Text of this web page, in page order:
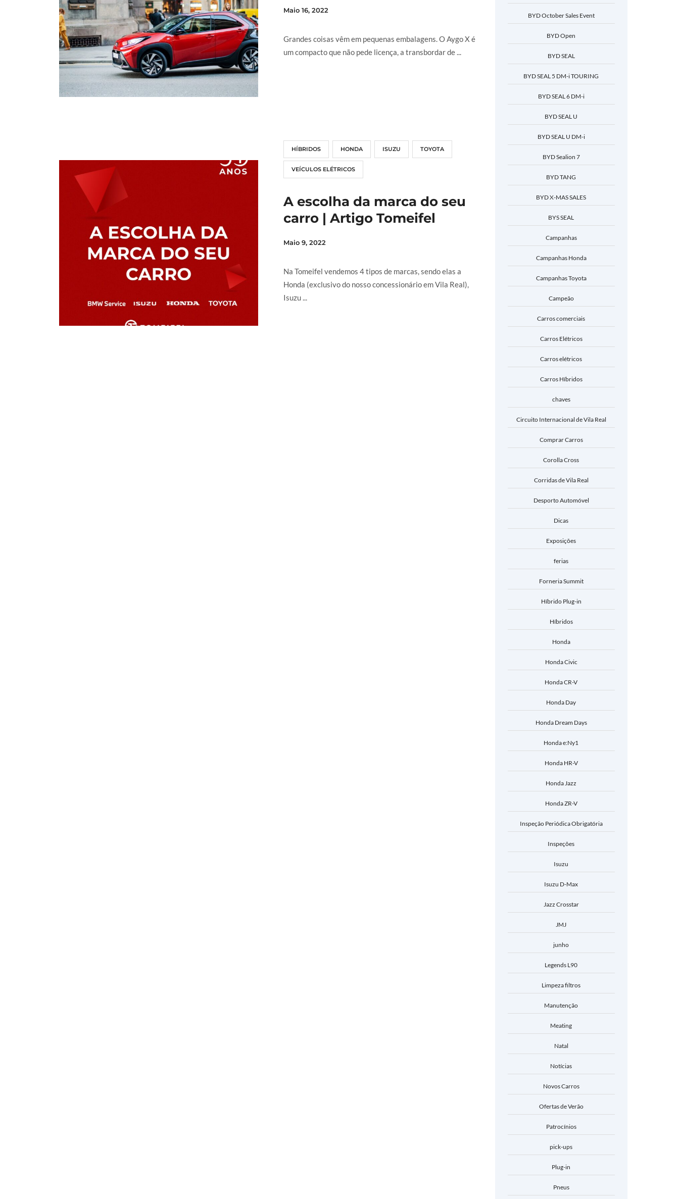
Maio 16, 2022
Grandes coisas vêm em pequenas embalagens. O Aygo X é
um compacto que não pede licença, a transbordar de ...
HÍBRIDOS HONDA ISUZU TOYOTA
VEÍCULOS ELÉTRICOS
A escolha da marca do seu
carro | Artigo Tomeifel
Maio 9, 2022
Na Tomeifel vendemos 4 tipos de marcas, sendo elas a
Honda (exclusivo do nosso concessionário em Vila Real),
Isuzu ...
BYD October Sales Event
BYD Open
BYD SEAL
BYD SEAL 5 DM-i TOURING
BYD SEAL 6 DM-i
BYD SEAL U
BYD SEAL U DM-i
BYD Sealion 7
BYD TANG
BYD X-MAS SALES
BYS SEAL
Campanhas
Campanhas Honda
Campanhas Toyota
Campeão
Carros comerciais
Carros Elétricos
Carros elétricos
Carros Híbridos
chaves
Circuito Internacional de Vila Real
Comprar Carros
Corolla Cross
Corridas de Vila Real
Desporto Automóvel
Dicas
Exposições
ferias
Forneria Summit
Híbrido Plug-in
Híbridos
Honda
Honda Civic
Honda CR-V
Honda Day
Honda Dream Days
Honda e:Ny1
Honda HR-V
Honda Jazz
Honda ZR-V
Inspeção Periódica Obrigatória
Inspeções
Isuzu
Isuzu D-Max
Jazz Crosstar
JMJ
junho
Legends L90
Limpeza filtros
Manutenção
Meating
Natal
Notícias
Novos Carros
Ofertas de Verão
Patrocínios
pick-ups
Plug-in
Pneus